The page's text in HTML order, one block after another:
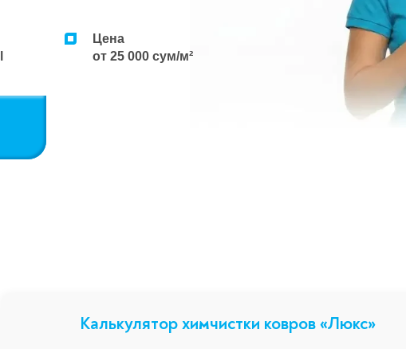
Цена
от 25 000 сум/м²
Калькулятор химчистки ковров «Люкс»